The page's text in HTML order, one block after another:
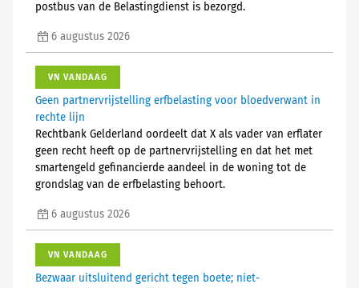
postbus van de Belastingdienst is bezorgd.
6 augustus 2026
VN VANDAAG
Geen partnervrijstelling erfbelasting voor bloedverwant in
rechte lijn
Rechtbank Gelderland oordeelt dat X als vader van erflater
geen recht heeft op de partnervrijstelling en dat het met
smartengeld gefinancierde aandeel in de woning tot de
grondslag van de erfbelasting behoort.
6 augustus 2026
VN VANDAAG
Bezwaar uitsluitend gericht tegen boete; niet-